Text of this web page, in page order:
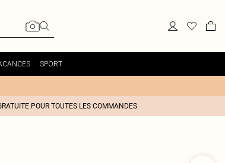
SPORT
POUR TOUTES LES COMMANDES